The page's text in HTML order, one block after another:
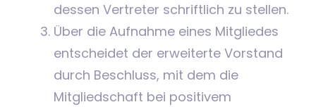
dessen Vertreter schriftlich zu stellen.
Über die Aufnahme eines Mitgliedes
entscheidet der erweiterte Vorstand
durch Beschluss, mit dem die
Mitgliedschaft bei positivem